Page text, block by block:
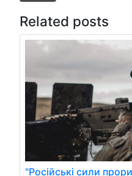
Related posts
"Російські сили